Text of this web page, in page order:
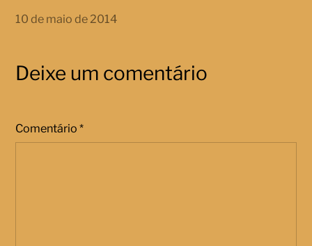
10 de maio de 2014
Deixe um comentário
Comentário*